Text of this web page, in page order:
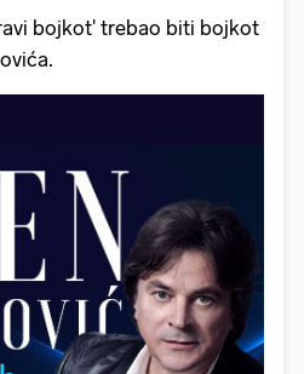
bojkot' trebao biti bojkot